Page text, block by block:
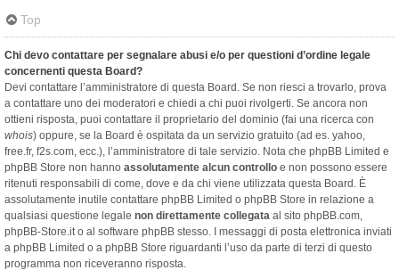
Top
Chi devo contattare per segnalare abusi e/o per questioni d’ordine legale
concernenti questa Board?
Devi contattare l’amministratore di questa Board. Se non riesci a trovarlo, prova
a contattare uno dei moderatori e chiedi a chi puoi rivolgerti. Se ancora non
ottieni risposta, puoi contattare il proprietario del dominio (fai una ricerca con
whois) oppure, se la Board è ospitata da un servizio gratuito (ad es. yahoo,
free.fr, f2s.com, ecc.), l’amministratore di tale servizio. Nota che phpBB Limited e
phpBB Store non hanno assolutamente alcun controllo e non possono essere
ritenuti responsabili di come, dove e da chi viene utilizzata questa Board. È
assolutamente inutile contattare phpBB Limited o phpBB Store in relazione a
qualsiasi questione legale non direttamente collegata al sito phpBB.com,
phpBB-Store.it o al software phpBB stesso. I messaggi di posta elettronica inviati
a phpBB Limited o a phpBB Store riguardanti l’uso da parte di terzi di questo
programma non riceveranno risposta.